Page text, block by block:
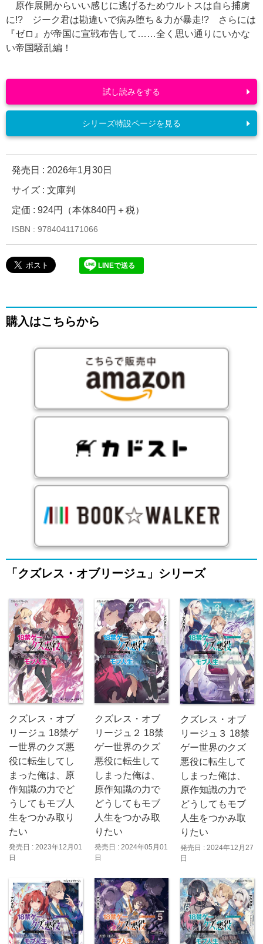
原作展開からいい感じに逃げるためウルトスは自ら捕虜
に!? ジーク君は勘違いで病み堕ち＆力が暴走!? さらには
『ゼロ』が帝国に宣戦布告して……全く思い通りにいかな
い帝国騒乱編！
発売日 : 2026年1月30日
サイズ : 文庫判
定価 : 924円（本体840円＋税）
ISBN : 9784041171066
LINEで送る
試し読みをする
シリーズ特設ページを見る
購入はこちらから
「クズレス・オブリージュ」シリーズ
クズレス・オブ
リージュ 18禁ゲ
ー世界のクズ悪
役に転生してし
まった俺は、原
作知識の力でど
うしてもモブ人
生をつかみ取り
たい
発売日 : 2023年12月01
日
クズレス・オブ
リージュ２ 18禁
ゲー世界のクズ
悪役に転生して
しまった俺は、
原作知識の力で
どうしてもモブ
人生をつかみ取
りたい
発売日 : 2024年05月01
日
クズレス・オブ
リージュ３ 18禁
ゲー世界のクズ
悪役に転生して
しまった俺は、
原作知識の力で
どうしてもモブ
人生をつかみ取
りたい
発売日 : 2024年12月27
日